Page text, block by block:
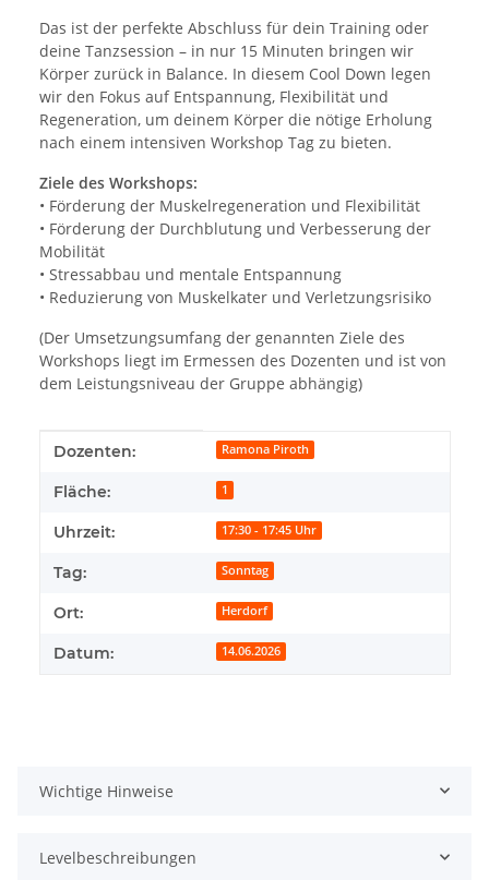
Das ist der perfekte Abschluss für dein Training oder
deine Tanzsession – in nur 15 Minuten bringen wir
Körper zurück in Balance. In diesem Cool Down legen
wir den Fokus auf Entspannung, Flexibilität und
Regeneration, um deinem Körper die nötige Erholung
nach einem intensiven Workshop Tag zu bieten.
Ziele des Workshops:
• Förderung der Muskelregeneration und Flexibilität
• Förderung der Durchblutung und Verbesserung der
Mobilität
• Stressabbau und mentale Entspannung
• Reduzierung von Muskelkater und Verletzungsrisiko
(Der Umsetzungsumfang der genannten Ziele des
Workshops liegt im Ermessen des Dozenten und ist von
dem Leistungsniveau der Gruppe abhängig)
Produkteigenschaft
Wert
Dozenten: Ramona Piroth
Fläche: 1
Uhrzeit: 17:30 - 17:45 Uhr
Tag: Sonntag
Ort: Herdorf
Datum: 14.06.2026
Wichtige Hinweise
Levelbeschreibungen